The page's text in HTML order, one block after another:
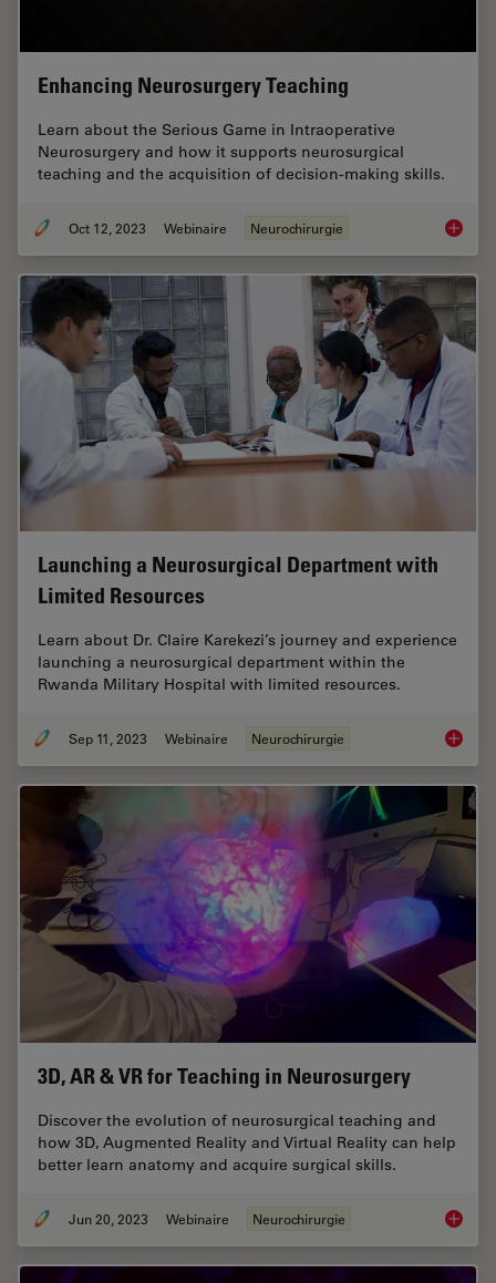
Enhancing Neurosurgery Teaching
Learn about the Serious Game in Intraoperative
Neurosurgery and how it supports neurosurgical
teaching and the acquisition of decision-making skills.
Oct 12, 2023 Webinaire Neurochirurgie
Launching a Neurosurgical Department with
Limited Resources
Learn about Dr. Claire Karekezi’s journey and experience
launching a neurosurgical department within the
Rwanda Military Hospital with limited resources.
Sep 11, 2023 Webinaire Neurochirurgie
3D, AR & VR for Teaching in Neurosurgery
Discover the evolution of neurosurgical teaching and
how 3D, Augmented Reality and Virtual Reality can help
better learn anatomy and acquire surgical skills.
Jun 20, 2023 Webinaire Neurochirurgie 3D, AR